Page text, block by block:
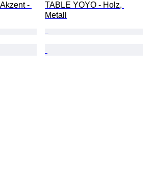
-
TABLE YOYO - Holz,
Metall